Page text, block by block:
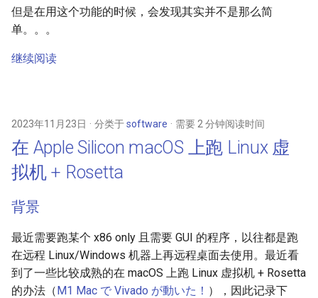
但是在用这个功能的时候，会发现其实并不是那么简
单。。。
继续阅读
2023年11月23日 分类于software 需要 2 分钟阅读时间
在 Apple Silicon macOS 上跑 Linux 虚
拟机 + Rosetta
背景
最近需要跑某个 x86 only 且需要 GUI 的程序，以往都是跑
在远程 Linux/Windows 机器上再远程桌面去使用。最近看
到了一些比较成熟的在 macOS 上跑 Linux 虚拟机 + Rosetta
的办法（M1 Mac で Vivado が動いた！ ），因此记录下